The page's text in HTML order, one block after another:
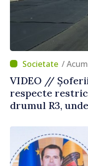
/
VIDEO //
respecte
drumul R3,